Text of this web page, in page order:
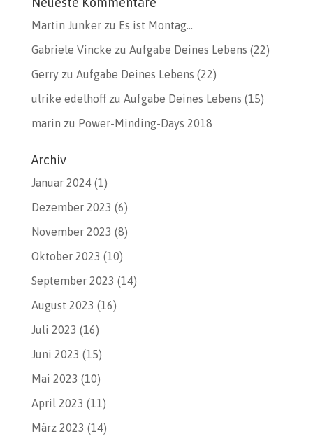
Martin Junkerzu Es ist Montag…
Gabriele Vincke zu Aufgabe Deines Lebens (22)
Gerryzu Aufgabe Deines Lebens (22)
ulrike edelhoffzu Aufgabe Deines Lebens (15)
marin zu Power-Minding-Days 2018
Archiv
Januar 2024(1)
Dezember 2023 (6)
November 2023 (8)
Oktober 2023 (10)
September 2023 (14)
August 2023 (16)
Juli 2023 (16)
Juni 2023 (15)
Mai 2023 (10)
April 2023 (11)
März 2023 (14)